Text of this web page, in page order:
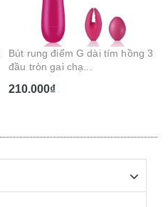
Bút rung điểm G dài tím hồng 3
đầu tròn gai chạ...
210.000₫